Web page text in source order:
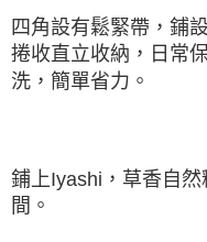
四角設有鬆緊帶，鋪
捲收直立收納，日常
洗，簡單省力。
鋪上Iyashi，草香自
間。